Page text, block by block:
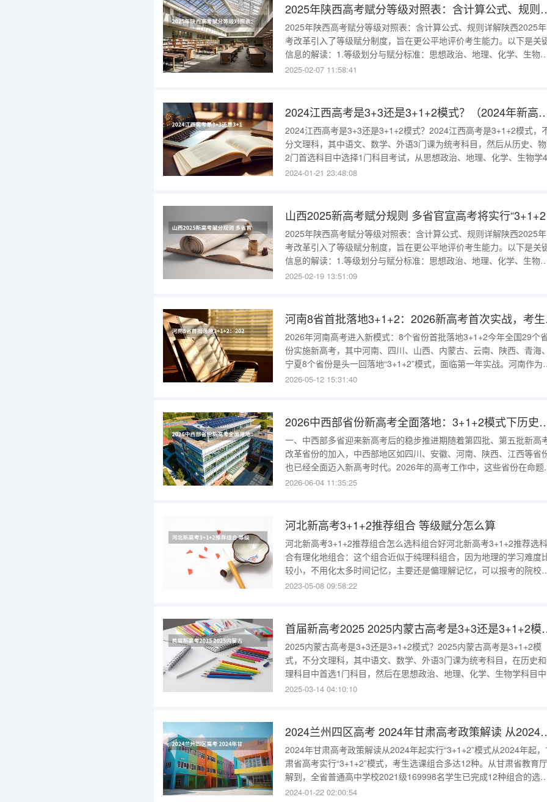
2025年陕西高考赋分等级对
2025年陕西高考赋分等级对照表：含计算公式、规则详解陕西2025
考改革引入了等级赋分制度，旨在更公平地评价考生能力。以下是关
信息的解读：1.等级划分与赋分标准：思想政治、地理、化学、生物
等四科均采用等级制，分为A（100～86分）、B（85～71分）、C（
2025-02-07 11:58:41
2024江西高考是3+3还是
2024江西高考是3+3还是3+1+2模式？2024江西高考是3+1+2模式，
分文理科，其中语文、数学、外语3门课为统考科目，然后从历史、
2门首选科目中选择1门科目考试，从思想政治、地理、化学、生物学
再选科目中选择2门科目考试。附3+1+2高考模式省份：2021年首届
2024-01-21 23:48:08
2025年陕西高考赋分等级对照表：含计算公式、规则详解陕西2025
考改革引入了等级赋分制度，旨在更公平地评价考生能力。以下是关
信息的解读：1.等级划分与赋分标准：思想政治、地理、化学、生物
等四科均采用等级制，分为A（100～86分）、B（85～71分）、C（
2025-02-19 13:51:09
河
2026年河南高考进入新模式：8个省份首批落地3+1+2今年全国29个
份实施新高考，其中河南、四川、山西、内蒙古、云南、陕西、青海
宁夏8个省份是头一回落地“3+1+2”模式，面临第一年实战。河南作为
2026年新高考落地大省，启动了全新复杂志愿填报体系和赋分规则，
2026-05-12 15:31:40
2026中西部省份新高考全面落
一、中西部多省迎来新高考后的稳步推进期随着第四批、第五批新高
改革省份的加入，中西部地区如四川、安徽、河南、陕西、江西等省
也已经全面迈入新高考时代。2026年的高考工作中，这些省份在命题
格、志愿设置和录取组织上更加趋于成熟。对于广大中西部考生而言
二、物理类与历史
2026-06-04 11:35:25
河北新高考3+1+2推荐组合 等级赋分怎么算
河北新高考3+1+2推荐组合怎么选科组合好河北新高考3+1+2推荐选
合有理化地组合：这个组合近似于纯理科组合，因为地理的学习难度
较小，不用化太多时间记忆，主要还是偏理解记忆，可以报考的院校
专业数量仅次于纯理科组合。缺点是很多人喜欢地理，选考的人比较
需求，
2023-05-08 09:58:22
首届新高考
2025内蒙古高考是3+3还是3+1+2模式？2025内蒙古高考是3+1+2模
式，不分文理科，其中语文、数学、外语3门课为统考科目，在历史
理科目中首选1门科目，然后在思想政治、地理、化学、生物学科目
选2门科目参加选择性考试。附3+1+2高考模式省份：2021年首届新
2025-03-14 04:10:10
2024兰州四区高考
2024年甘肃高考政策解读从2024年起实行“3+1+2”模式从2024年起
肃省高考实行“3+1+2”模式，考生选课组合多达12种。从甘肃省教育
解到，全省普通高中学校2021级169998名学生已完成12种组合的选
课，占比的三种组合分别为：物化生占33.1%，史政地占28.2%，物
2024-01-22 02:00:54